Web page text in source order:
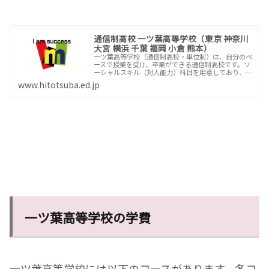
通信制高校 一ツ葉高等学校（東京 神奈川
大宮 横浜 千葉 福岡 小倉 熊本）
一ツ葉高等学校（通信制高校・単位制）は、自分のペ
ースで授業を受け、卒業ができる通信制高校です。ソ
ーシャルスキル（対人能力）科目を用意しており、卒
ととれるようにサポートする通信制高校です。
www.hitotsuba.ed.jp
一ツ葉高等学校の学費